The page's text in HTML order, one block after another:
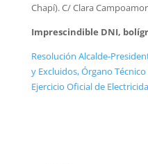
Chapí). C/ Clara
Imprescindible DNI,
Resolución Alcalde-
y Excluidos, Órgano
Ejercicio Oficial de